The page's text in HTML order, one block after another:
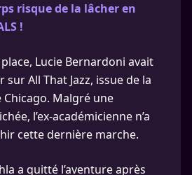
risque de la lâcher en
!
Lucie Bernardoni avait
sur All That Jazz, issue de la
Malgré une
l’ex-académicienne n’a
cette dernière marche.
a quitté l’aventure après